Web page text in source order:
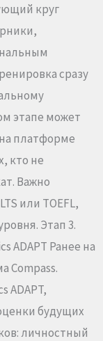
круг
сразу
этапе может
платформе
кто не
Важно
или TOEFL,
Этап 3.
ADAPT Ранее на
Compass.
ADAPT,
будущих
личностный